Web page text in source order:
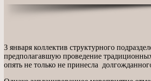
3 января коллектив структурного
предполагавшую проведение
опять не только не принесла